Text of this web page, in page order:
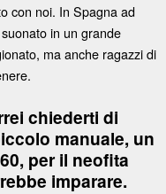
con noi. In Spagna ad
in un grande
ma anche ragazzi di
chiederti di
manuale, un
per il neofita
imparare.